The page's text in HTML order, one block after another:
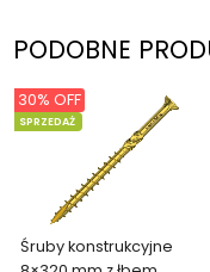
PODOBNE
Śruby konstrukcyjne
SPRZEDAŻ
30% OFF